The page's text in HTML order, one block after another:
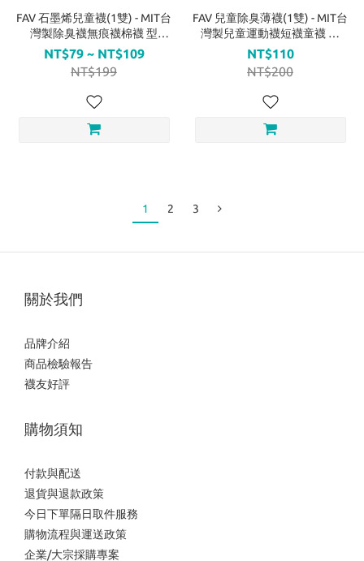
FAV 石墨烯兒童襪(1雙) - MIT台
灣製除臭襪無痕襪棉襪 型
號:T214
NT$79 ~ NT$109
NT$199
FAV 兒童除臭薄襪(1雙) - MIT台
灣製兒童運動襪短襪童襪 型
號:414
NT$110
NT$200
1 2 3
關於我們
品牌介紹
商品檢驗報告
襪友好評
購物須知
付款與配送
退貨與退款政策
今日下單隔日取件服務
購物流程與運送政策
企業/大宗採購專案